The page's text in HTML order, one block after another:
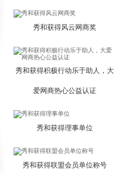
我想要混批产品，可以吗？
可以的，但是每一种颜色我们都会有具体的要
秀和获得风云网商奖
秀和获得积极行动乐于助人，大
爱网商热心公益认证
秀和获得理事单位
秀和获得联盟会员单位称号